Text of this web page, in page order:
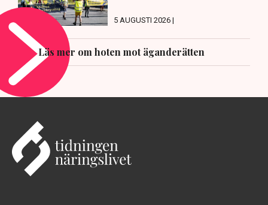
5 AUGUSTI 2026 |
Läs mer om hoten mot äganderätten